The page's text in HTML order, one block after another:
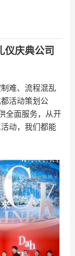
仪庆典公司
难、流程混乱
活动策划公
全面服务，从开
动，我们都能